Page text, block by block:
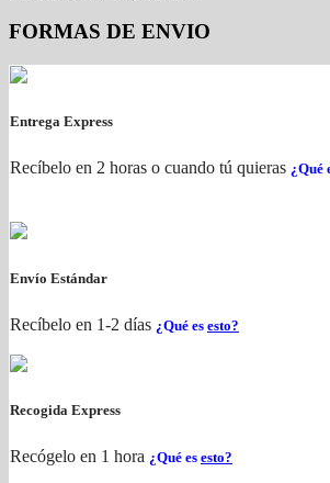
FORMAS DE ENVIO
Entrega Express
Recíbelo en 2 horas o cuando tú quieras ¿Qué
Envío Estándar
Recíbelo en 1-2 días ¿Qué es esto?
Recogida Express
Recógelo en 1 hora ¿Qué es esto?